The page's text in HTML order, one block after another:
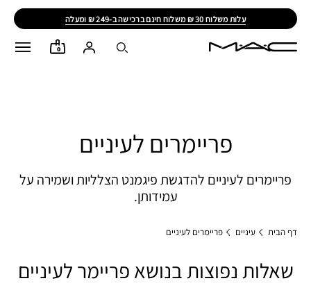
ALLAGES,ALLGENDERS,ALLRACES
0
פריימרים לעיניים
פריימרים לעיניים להדגשת פיגמנט הצלליות ושמירה על
עמידותן.
דף הבית עיניים פריימרים לעיניים
שאלות נפוצות בנושא פריימר לעיניים​